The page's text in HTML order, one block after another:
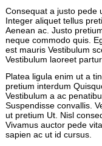
Consequat a justo pede
Integer aliquet tellus
Aenean ac. Justo
neque commodo quis.
est mauris Vestibulum
Vestibulum laoreet
Platea ligula enim ut a
pretium interdum
Vestibulum a ac
Suspendisse convallis.
ut pretium Ut. Nisl
Vivamus auctor pede
sapien ac ut id cursus.